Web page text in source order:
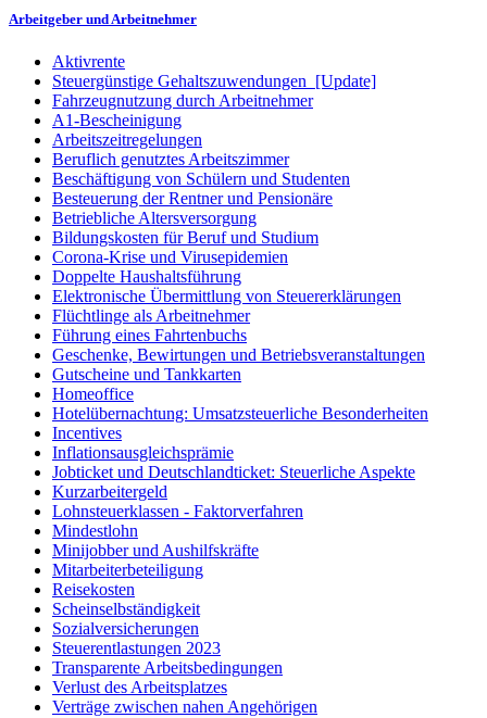
Arbeitgeber und Arbeitnehmer
Aktivrente
Steuergünstige Gehaltszuwendungen [Update]
Fahrzeugnutzung durch Arbeitnehmer
A1-Bescheinigung
Arbeitszeitregelungen
Beruflich genutztes Arbeitszimmer
Beschäftigung von Schülern und Studenten
Besteuerung der Rentner und Pensionäre
Betriebliche Altersversorgung
Bildungskosten für Beruf und Studium
Corona-Krise und Virusepidemien
Doppelte Haushaltsführung
Elektronische Übermittlung von Steuererklärungen
Flüchtlinge als Arbeitnehmer
Führung eines Fahrtenbuchs
Geschenke, Bewirtungen und Betriebsveranstaltungen
Gutscheine und Tankkarten
Homeoffice
Hotelübernachtung: Umsatzsteuerliche Besonderheiten
Incentives
Inflationsausgleichsprämie
Jobticket und Deutschlandticket: Steuerliche Aspekte
Kurzarbeitergeld
Lohnsteuerklassen - Faktorverfahren
Mindestlohn
Minijobber und Aushilfskräfte
Mitarbeiterbeteiligung
Reisekosten
Scheinselbständigkeit
Sozialversicherungen
Steuerentlastungen 2023
Transparente Arbeitsbedingungen
Verlust des Arbeitsplatzes
Verträge zwischen nahen Angehörigen